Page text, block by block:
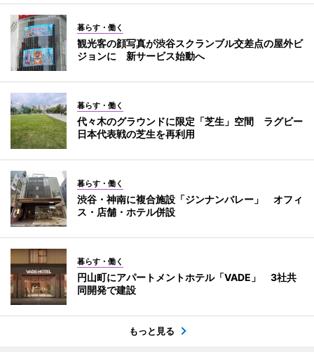
暮らす・働く
観光客の顔写真が渋谷スクランブル交差点の屋外ビ
ジョンに 新サービス始動へ
暮らす・働く
代々木のグラウンドに限定「芝生」空間 ラグビー
日本代表戦の芝生を再利用
暮らす・働く
渋谷・神南に複合施設「ジンナンバレー」 オフィ
ス・店舗・ホテル併設
暮らす・働く
円山町にアパートメントホテル「VADE」 3社共
同開発で建設
もっと見る